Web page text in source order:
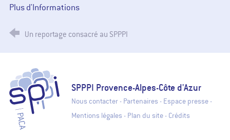
Plus d'Informations
Un reportage consacré au SPPPI
SPPPI Paca - Secrétariat Permanent pour la Prévention des
SPPPI Provence-Alpes-Côte d'Azur
Nous contacter- Partenaires - Espace presse-
Mentions légales - Plan du site- Crédits